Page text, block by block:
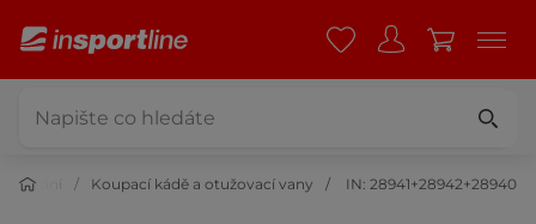
Koupací kádě a otužovací vany IN: 28941+28942+28940